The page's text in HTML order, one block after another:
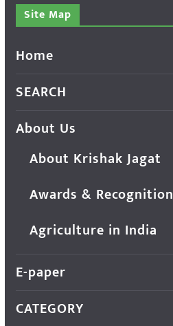
Site Map
Home
SEARCH
About Us
About Krishak Jagat
Awards & Recognition
Agriculture in India
E-paper
CATEGORY